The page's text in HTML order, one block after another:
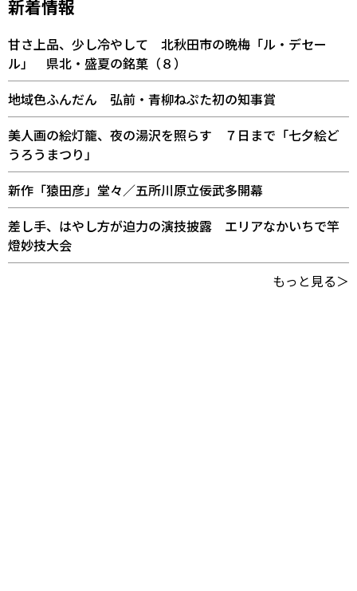
新着情報
甘さ上品、少し冷やして 北秋田市の晩梅「ル・デセー
ル」 県北・盛夏の銘菓（８）
地域色ふんだん 弘前・青柳ねぷた初の知事賞
美人画の絵灯籠、夜の湯沢を照らす ７日まで「七夕絵ど
うろうまつり」
新作「猿田彦」堂々／五所川原立佞武多開幕
差し手、はやし方が迫力の演技披露 エリアなかいちで竿
燈妙技大会
もっと見る＞